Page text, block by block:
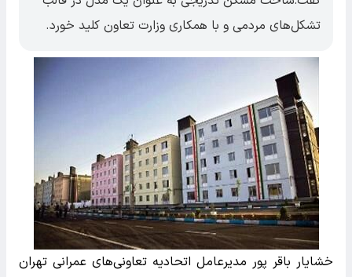
تشکل‌های مردمی و با همکاری وزارت تعاون کلید خورد.
خشایار باقر پور مدیرعامل اتحادیه تعاونی‌های عمرانی تهران